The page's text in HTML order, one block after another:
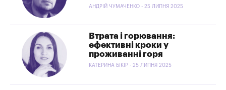
АНДРІЙ ЧУМАЧЕНКО - 25 ЛИПНЯ 2025
Втрата і горювання:
ефективні кроки у
проживанні горя
КАТЕРИНА БІКІР - 25 ЛИПНЯ 2025